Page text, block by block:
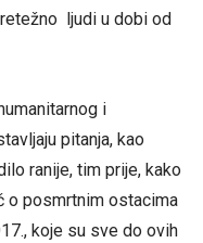
ljudi u dobi od
i
pitanja, kao
ranije, tim prije, kako
o posmrtnim ostacima
koje su sve do ovih